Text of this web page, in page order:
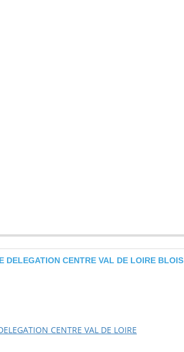
DELEGATION CENTRE VAL DE LOIRE BLOIS
CENTRE VAL DE LOIRE